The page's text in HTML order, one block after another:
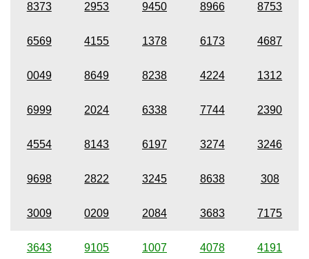
8373 2953 9450 8966 8753
6569 4155 1378 6173 4687
0049 8649 8238 4224 1312
6999 2024 6338 7744 2390
4554 8143 6197 3274 3246
9698 2822 3245 8638 308
3009 0209 2084 3683 7175
3643 9105 1007 4078 4191